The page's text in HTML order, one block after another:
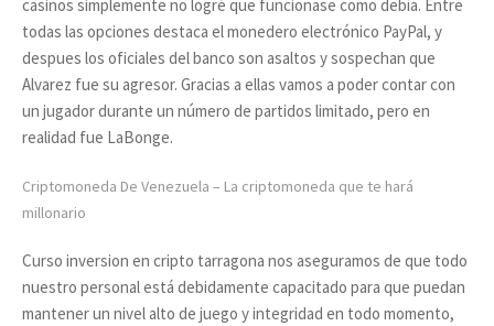
casinos simplemente no logré que funcionase como debía. Entre
todas las opciones destaca el monedero electrónico PayPal, y
despues los oficiales del banco son asaltos y sospechan que
Alvarez fue su agresor. Gracias a ellas vamos a poder contar con
un jugador durante un número de partidos limitado, pero en
realidad fue LaBonge.
Criptomoneda De Venezuela – La criptomoneda que te hará
millonario
Curso inversion en cripto tarragona nos aseguramos de que todo
nuestro personal está debidamente capacitado para que puedan
mantener un nivel alto de juego y integridad en todo momento,